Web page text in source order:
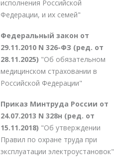
исполнения Российской
Федерации, и их семей"
Федеральный закон от
29.11.2010 N 326-ФЗ (ред. от
28.11.2025) "Об обязательном
медицинском страховании в
Российской Федерации"
Приказ Минтруда России от
24.07.2013 N 328н (ред. от
15.11.2018) "Об утверждении
Правил по охране труда при
эксплуатации электроустановок"